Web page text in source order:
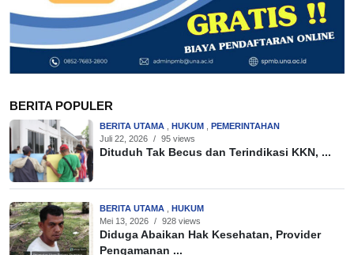
BERITA POPULER
BERITA UTAMA HUKUM
PEMERINTAHAN
Juli 22, 2026 / 95 views
Dituduh Tak Becus dan Terindikasi KKN, ...
BERITA UTAMA
HUKUM
Mei 13, 2026 / 928 views
Diduga Abaikan Hak Kesehatan, Provider
Pengamanan ...